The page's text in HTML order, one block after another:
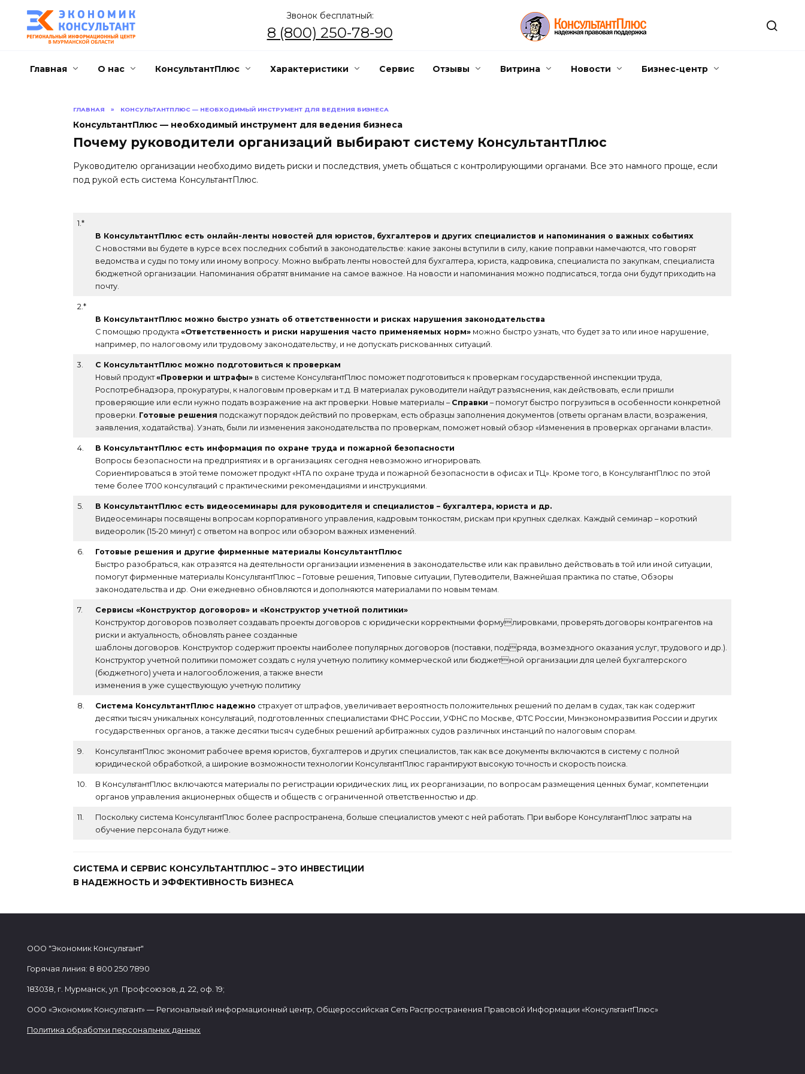
содержанию
Звонок бесплатный:
8 (800) 250-78-90
Главная О нас КонсультантПлюс Характеристики Сервис Отзывы Витрина Новости Бизнес-центр
ГЛАВНАЯ » КОНСУЛЬТАНТПЛЮС — НЕОБХОДИМЫЙ ИНСТРУМЕНТ ДЛЯ ВЕДЕНИЯ БИЗНЕСА
КонсультантПлюс — необходимый инструмент для ведения бизнеса
Почему руководители организаций выбирают систему КонсультантПлюс
Руководителю организации необходимо видеть риски и последствия, уметь общаться с контролирующими органами. Все это намного проще, если
под рукой есть система КонсультантПлюс.
1.*
В КонсультантПлюс есть онлайн-ленты новостей для юристов, бухгалтеров и других специалистов и напоминания о важных событиях
С новостями вы будете в курсе всех последних событий в законодательстве: какие законы вступили в силу, какие поправки намечаются, что говорят
ведомства и суды по тому или иному вопросу. Можно выбрать ленты новостей для бухгалтера, юриста, кадровика, специалиста по закупкам, специалиста
бюджетной организации. Напоминания обратят внимание на самое важное. На новости и напоминания можно подписаться, тогда они будут приходить на
почту.
2.*
В КонсультантПлюс можно быстро узнать об ответственности и рисках нарушения законодательства
С помощью продукта«Ответственность и риски нарушения часто применяемых норм» можно быстро узнать, что будет за то или иное нарушение,
например, по налоговому или трудовому законодательству, и не допускать рискованных ситуаций.
3.
С КонсультантПлюс можно подготовиться к проверкам
Новый продукт«Проверки и штрафы» в системе КонсультантПлюс поможет подготовиться к проверкам государственной инспекции труда,
Роспотребнадзора, прокуратуры, к налоговым проверкам и т.д. В материалах руководители найдут разъяснения, как действовать, если пришли
проверяющие или если нужно подать возражение на акт проверки. Новые материалы – Справки – помогут быстро погрузиться в особенности конкретной
проверки. Готовые решения подскажут порядок действий по проверкам, есть образцы заполнения документов (ответы органам власти, возражения,
заявления, ходатайства). Узнать, были ли изменения законодательства по проверкам, поможет новый обзор «Изменения в проверках органами власти».
4.
В КонсультантПлюс есть информация по охране труда и пожарной безопасности
Вопросы безопасности на предприятиях и в организациях сегодня невозможно игнорировать.
Сориентироваться в этой теме поможет продукт «НТА по охране труда и пожарной безопасности в офисах и ТЦ». Кроме того, в КонсультантПлюс по этой
теме более 1700 консультаций с практическими рекомендациями и инструкциями.
5.
В КонсультантПлюс есть видеосеминары для руководителя и специалистов – бухгалтера, юриста и др.
Видеосеминары посвящены вопросам корпоративного управления, кадровым тонкостям, рискам при крупных сделках. Каждый семинар – короткий
видеоролик (15-20 минут) с ответом на вопрос или обзором важных изменений.
6.
Готовые решения и другие фирменные материалы КонсультантПлюс
Быстро разобраться, как отразятся на деятельности организации изменения в законодательстве или как правильно действовать в той или иной ситуации,
помогут фирменные материалы КонсультантПлюс – Готовые решения, Типовые ситуации, Путеводители, Важнейшая практика по статье, Обзоры
законодательства и др. Они ежедневно обновляются и дополняются материалами по новым темам.
7.
Сервисы «Конструктор договоров» и «Конструктор учетной политики»
Конструктор договоров позволяет создавать проекты договоров с юридически корректными формулировками, проверять договоры контрагентов на
риски и актуальность, обновлять ранее созданные
шаблоны договоров. Конструктор содержит проекты наиболее популярных договоров (поставки, подряда, возмездного оказания услуг, трудового и др.).
Конструктор учетной политики поможет создать с нуля учетную политику коммерческой или бюджетной организации для целей бухгалтерского
(бюджетного) учета и налогообложения, а также внести
изменения в уже существующую учетную политику
8. Система КонсультантПлюс надежно страхует от штрафов, увеличивает вероятность положительных решений по делам в судах, так как содержит
десятки тысяч уникальных консультаций, подготовленных специалистами ФНС России, УФНС по Москве, ФТС России, Минэкономразвития России и других
государственных органов, а также десятки тысяч судебных решений арбитражных судов различных инстанций по налоговым спорам.
9.
КонсультантПлюс экономит рабочее время юристов, бухгалтеров и других специалистов, так как все документы включаются в систему с полной
юридической обработкой, а широкие возможности технологии КонсультантПлюс гарантируют высокую точность и скорость поиска.
10.
В КонсультантПлюс включаются материалы по регистрации юридических лиц, их реорганизации, по вопросам размещения ценных бумаг, компетенции
органов управления акционерных обществ и обществ с ограниченной ответственностью и др.
11.
Поскольку система КонсультантПлюс более распространена, больше специалистов умеют с ней работать. При выборе КонсультантПлюс затраты на
обучение персонала будут ниже.
СИСТЕМА И СЕРВИС КОНСУЛЬТАНТПЛЮС – ЭТО ИНВЕСТИЦИИ
В НАДЕЖНОСТЬ И ЭФФЕКТИВНОСТЬ БИЗНЕСА
ООО "Экономик Консультант"
Горячая линия: 8 800 250 7890
183038, г. Мурманск, ул. Профсоюзов, д. 22, оф. 19;
ООО «Экономик Консультант» — Региональный информационный центр, Общероссийская Сеть Распространения Правовой Информации «КонсультантПлюс»
Политика обработки персональных данных